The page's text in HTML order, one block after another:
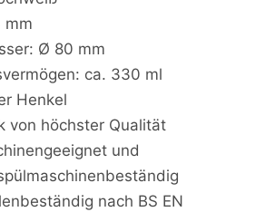
mm
Ø 80 mm
ca. 330 ml
Henkel
von höchster Qualität
und
nach BS EN